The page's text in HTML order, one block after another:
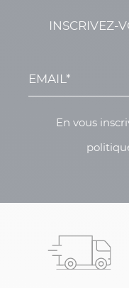
INSCRIVEZ-
En vous